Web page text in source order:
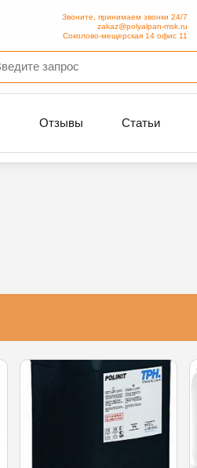
Звоните, принимаем звонки 24/7
zakaz@polyalpan-msk.ru
Соколово-мещерская 14 офис 11
Отзывы Статьи